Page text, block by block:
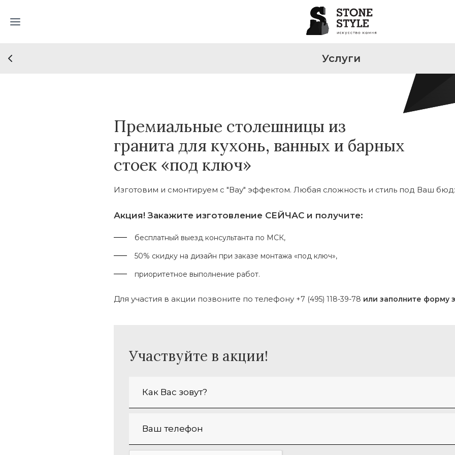
Услуги
Премиальные столешницы из
гранита для кухонь, ванных и барных
стоек «под ключ»
Изготовим и смонтируем с "Вау" эффектом. Любая сложность и стиль под Ваш
Акция! Закажите изготовление СЕЙЧАС и получите:
бесплатный выезд консультанта по МСК,
50% скидку на дизайн при заказе монтажа «под ключ»,
приоритетное выполнение работ.
Для участия в акции позвоните по телефону +7 (495) 118-39-78 или заполните форму
Участвуйте в акции!